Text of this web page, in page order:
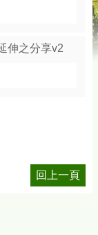
伸之分享v2
回上一頁